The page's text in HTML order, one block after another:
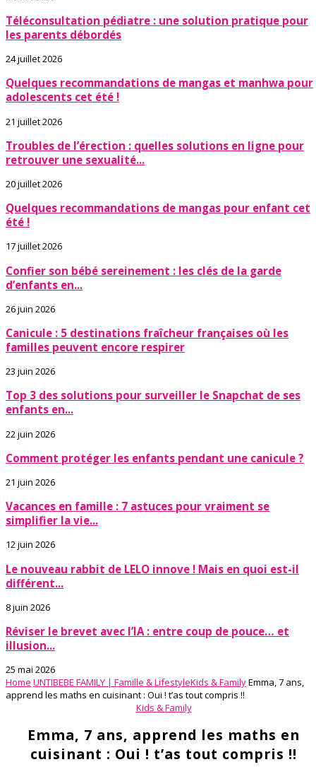
Téléconsultation pédiatre : une solution pratique pour
les parents débordés
24 juillet 2026
Quelques recommandations de mangas et manhwa pour
adolescents cet été !
21 juillet 2026
Troubles de l’érection : quelles solutions en ligne pour
retrouver une sexualité...
20 juillet 2026
Quelques recommandations de mangas pour enfant cet
été !
17 juillet 2026
Confier son bébé sereinement : les clés de la garde
d’enfants en...
26 juin 2026
Canicule : 5 destinations fraîcheur françaises où les
familles peuvent encore respirer
23 juin 2026
Top 3 des solutions pour surveiller le Snapchat de ses
enfants en...
22 juin 2026
Comment protéger les enfants pendant une canicule ?
21 juin 2026
Vacances en famille : 7 astuces pour vraiment se
simplifier la vie...
12 juin 2026
Le nouveau rabbit de LELO innove ! Mais en quoi est-il
différent...
8 juin 2026
Réviser le brevet avec l’IA : entre coup de pouce… et
illusion...
25 mai 2026
Home UNTIBEBE FAMILY | Famille & LifestyleKids & FamilyEmma, 7 ans,
apprend les maths en cuisinant : Oui ! t’as tout compris !!
Kids & Family
Emma, 7 ans, apprend les maths en
cuisinant : Oui ! t’as tout compris !!